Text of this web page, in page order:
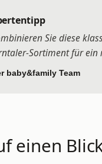
Sie diese
Sortiment für
baby&family Team
einen